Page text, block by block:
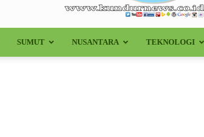
Kundur
SUMUT NUSANTARA TEKNOLOGI